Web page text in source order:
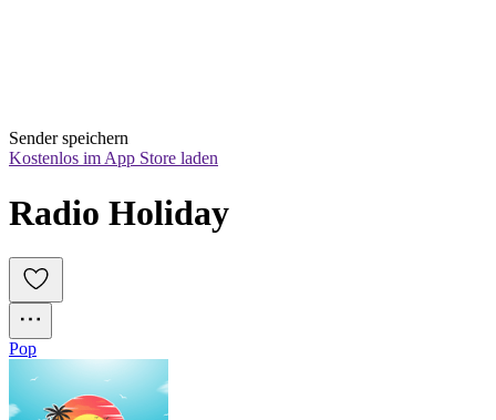
Sender speichern
Kostenlos im App Store laden
Radio Holiday
Pop